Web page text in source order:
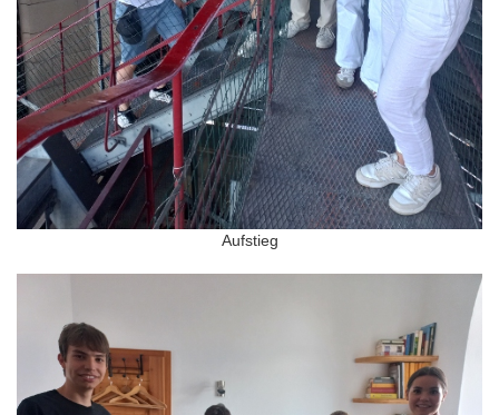
Aufstieg